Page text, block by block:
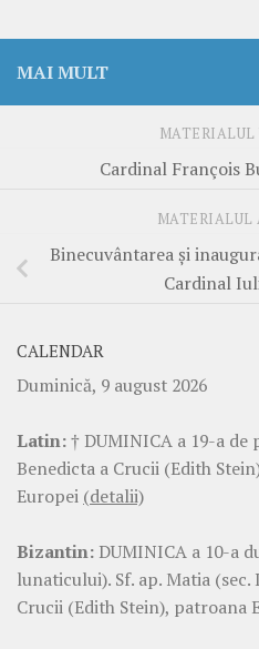
MAI MULT
MATERIALUL
Cardinal François
MATERIALUL
Binecuvântarea și
Cardinal
CALENDAR
Duminică, 9 august 2026
Latin:† DUMINICA a 19-a de
Benedicta a Crucii (Edith
Europei (detalii)
Bizantin: DUMINICA a 10-a
lunaticului). Sf. ap. Matia (sec.
Crucii (Edith Stein), patroana